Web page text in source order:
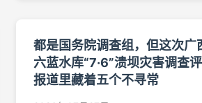
都是国务院调查组，但这次广
六蓝水库“7·6”溃坝灾害调查
报道里藏着五个不寻常